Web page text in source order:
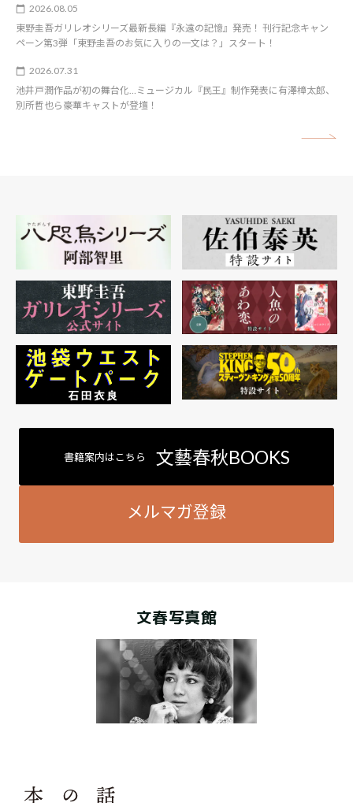
2026.08.05
東野圭吾ガリレオシリーズ最新長編『永遠の記憶』発売！ 刊行記念キャン
ペーン第3弾「東野圭吾のお気に入りの一文は？」スタート！
2026.07.31
池井戸潤作品が初の舞台化…ミュージカル『民王』制作発表に有澤樟太郎、
別所哲也ら豪華キャストが登壇！
書籍案内はこちら 文藝春秋BOOKS
メルマガ登録
文春写真館